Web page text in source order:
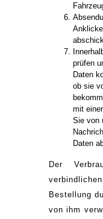
prüfen
Daten
ob sie
mit
Sie von
Daten
Der
Bestellung
von ihm